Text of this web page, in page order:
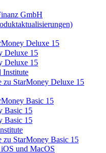
GmbH
Deluxe 15
Deluxe 15
Deluxe 15
StarMoney Deluxe 15
Basic 15
Basic 15
Basic 15
StarMoney Basic 15
und MacOS